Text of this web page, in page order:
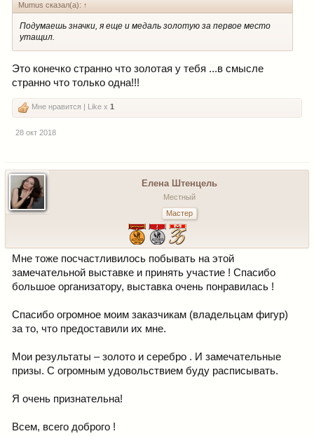
Mumus сказал(а): ↑
Подумаешь значки, я еще и медаль золотую за первое место
утащил.
Это конечко странно что золотая у тебя ...в смысле
странно что только одна!!!
Мне нравится | Like x 1
28 окт 2018
Елена Штенцель
Местный
Мастер
Мне тоже посчастливилось побывать на этой
замечательной выставке и принять участие ! Спасибо
большое организатору, выставка очень понравилась !
Спасибо огромное моим заказчикам (владельцам фигур)
за то, что предоставили их мне.
Мои результаты – золото и серебро . И замечательные
призы. С огромным удовольствием буду расписывать.
Я очень признательна!
Всем, всего доброго !